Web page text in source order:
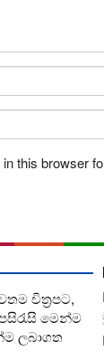
this browser
චිත්‍රපට,
මෙන්ම
ලබාගත